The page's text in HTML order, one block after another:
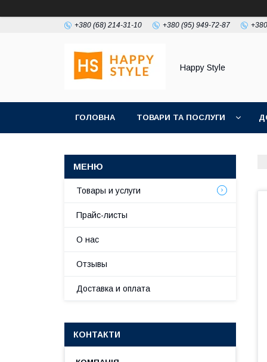
+380 (68) 214-31-10 +380 (95) 949-72-87
Happy Style
ГОЛОВНА ТОВАРИ ТА ПОСЛУГИ
Товары и услуги
Прайс-листы
О нас
Отзывы
Доставка и оплата
КОНТАКТИ